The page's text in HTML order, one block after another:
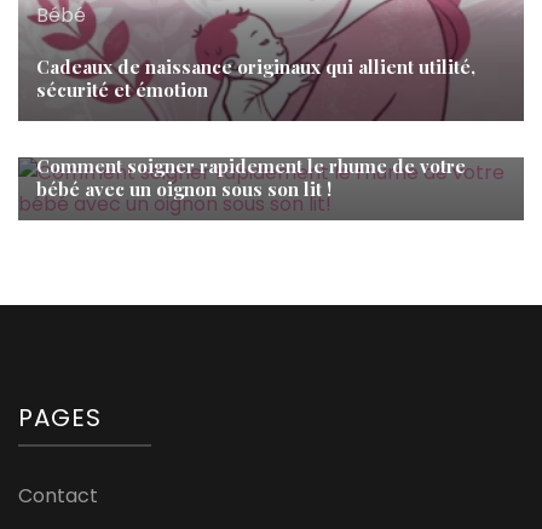
Bébé
Cadeaux de naissance originaux qui allient utilité,
sécurité et émotion
Bébé
Comment soigner rapidement le rhume de votre
bébé avec un oignon sous son lit !
PAGES
Contact